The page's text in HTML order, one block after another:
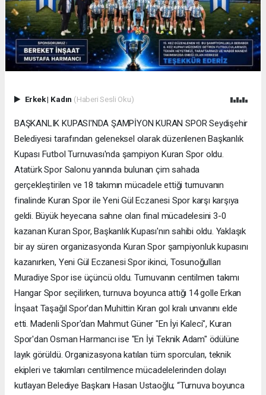
Erkek| Kadın (Haberi Sesli Oku)
BAŞKANLIK KUPASI'NDA ŞAMPİYON KURAN SPOR Seydişehir
Belediyesi tarafından geleneksel olarak düzenlenen Başkanlık
Kupası Futbol Turnuvası'nda şampiyon Kuran Spor oldu.
Atatürk Spor Salonu yanında bulunan çim sahada
gerçekleştirilen ve 18 takımın mücadele ettiği turnuvanın
finalinde Kuran Spor ile Yeni Gül Eczanesi Spor karşı karşıya
geldi. Büyük heyecana sahne olan final mücadelesini 3-0
kazanan Kuran Spor, Başkanlık Kupası'nın sahibi oldu. Yaklaşık
bir ay süren organizasyonda Kuran Spor şampiyonluk kupasını
kazanırken, Yeni Gül Eczanesi Spor ikinci, Tosunoğulları
Muradiye Spor ise üçüncü oldu. Turnuvanın centilmen takımı
Hangar Spor seçilirken, turnuva boyunca attığı 14 golle Erkan
İnşaat Taşağıl Spor'dan Muhittin Kıran gol kralı unvanını elde
etti. Madenli Spor'dan Mahmut Güner "En İyi Kaleci", Kuran
Spor'dan Osman Harmancı ise "En İyi Teknik Adam" ödülüne
layık görüldü. Organizasyona katılan tüm sporcuları, teknik
ekipleri ve takımları centilmence mücadelelerinden dolayı
kutlayan Belediye Başkanı Hasan Ustaoğlu; “Turnuva boyunca